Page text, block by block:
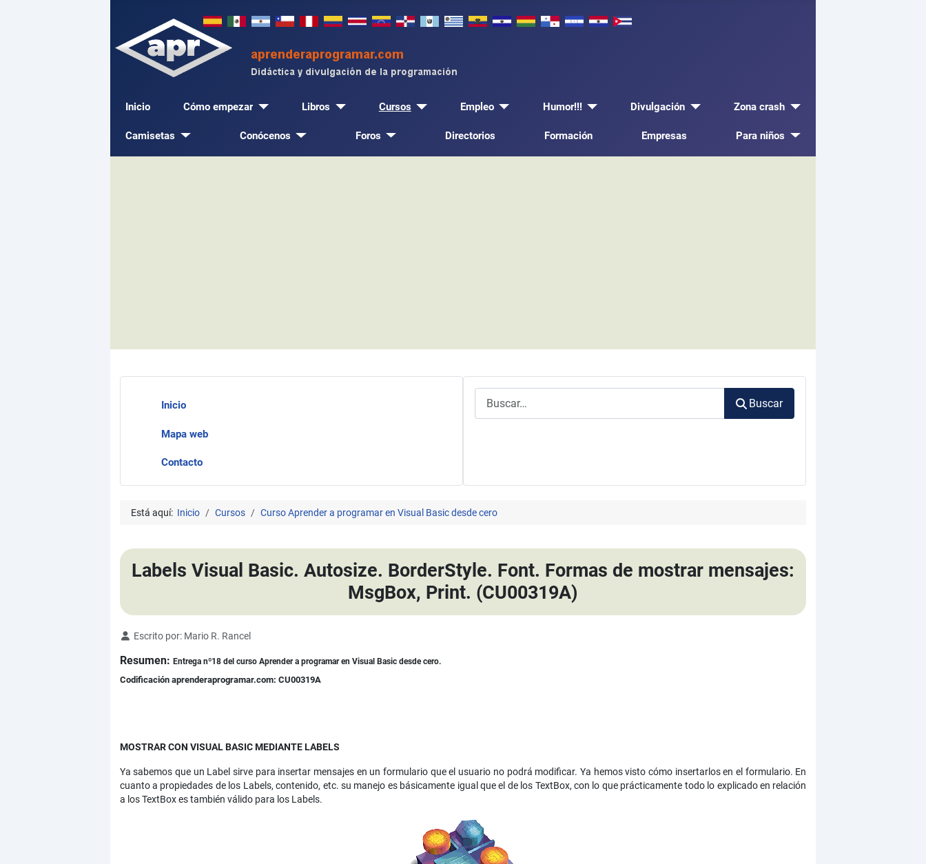
Inicio Cómo empezar Libros Cursos Empleo Humor!!! Divulgación Zona crash
Camisetas Conócenos Foros Directorios Formación Empresas Para niños
Inicio
Mapa web
Contacto
Buscar
Está aquí: Inicio Cursos Curso Aprender a programar en Visual Basic desde cero
Labels Visual Basic. Autosize. BorderStyle. Font. Formas de mostrar mensajes:
MsgBox, Print. (CU00319A)
Detalles
Escrito por: Mario R. Rancel
Resumen: Entrega nº18 del curso Aprender a programar en Visual Basic desde cero.
Codificación aprenderaprogramar.com: CU00319A
MOSTRAR CON VISUAL BASIC MEDIANTE LABELS
Ya sabemos que un Label sirve para insertar mensajes en un formulario que el usuario no podrá modificar. Ya hemos visto cómo insertarlos en el formulario. En
cuanto a propiedades de los Labels, contenido, etc. su manejo es básicamente igual que el de los TextBox, con lo que prácticamente todo lo explicado en relación
a los TextBox es también válido para los Labels.